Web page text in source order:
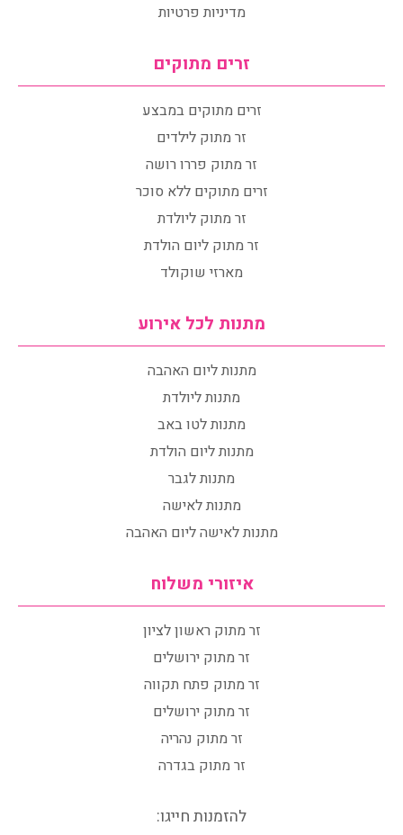
מדיניות פרטיות
זרים מתוקים
זרים מתוקים במבצע
זר מתוק לילדים
זר מתוק פררו רושה
זרים מתוקים ללא סוכר
זר מתוק ליולדת
זר מתוק ליום הולדת
מארזי שוקולד
מתנות לכל אירוע
מתנות ליום האהבה
מתנות ליולדת
מתנות לטו באב
מתנות ליום הולדת
מתנות לגבר
מתנות לאישה
מתנות לאישה ליום האהבה
איזורי משלוח
זר מתוק ראשון לציון
זר מתוק ירושלים
זר מתוק פתח תקווה
זר מתוק ירושלים
זר מתוק נהריה
זר מתוק בגדרה
להזמנות חייגו: